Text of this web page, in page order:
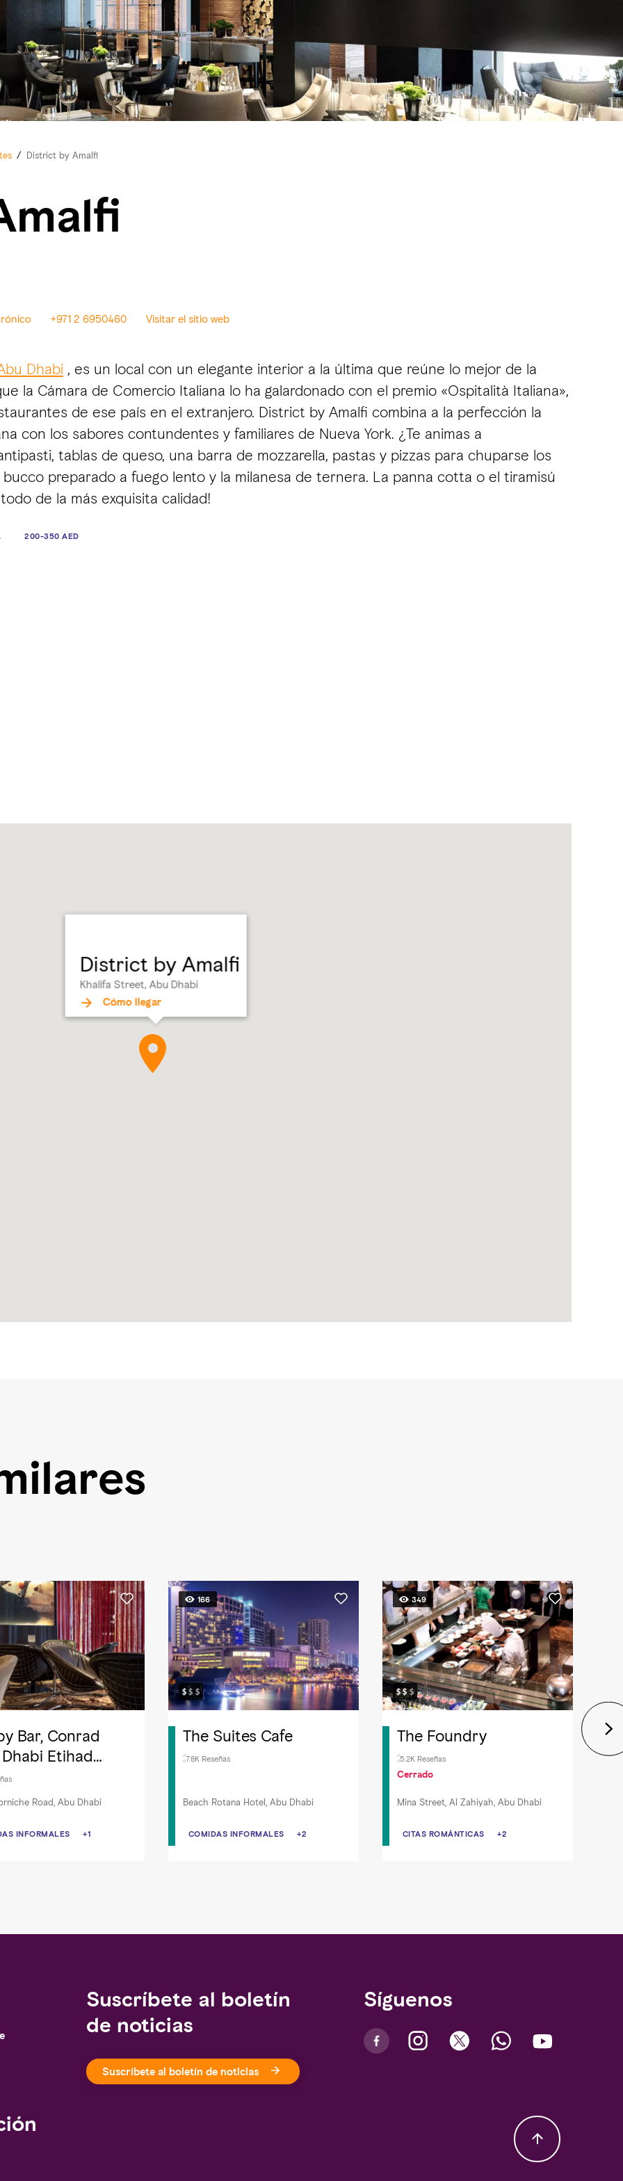
/ District by Amalfi
+971 2 6950460 Visitar el sitio web
Dhabi , es un local con un elegante interior a la última que reúne lo mejor de la
la Cámara de Comercio Italiana lo ha galardonado con el premio «Ospitalità Italiana»,
de ese país en el extranjero. District by Amalfi combina a la perfección la
con los sabores contundentes y familiares de Nueva York. ¿Te animas a
tablas de queso, una barra de mozzarella, pastas y pizzas para chuparse los
preparado a fuego lento y la milanesa de ternera. La panna cotta o el tiramisú
de la más exquisita calidad!
200-350 AED
District by Amalfi
Khalifa Street, Abu Dhabi
Cómo llegar
Bar, Conrad
Etihad
Road, Abu Dhabi
INFORMALES
INFORMALES +1
166
The Suites Cafe
7.8K Reseñas
Beach Rotana Hotel, Abu Dhabi
COMIDAS INFORMALES
COMIDAS INFORMALES +2
349
The Foundry
5.2K Reseñas
Cerrado
Mina Street, Al Zahiyah, Abu Dhabi
CITAS ROMÁNTICAS
CITAS ROMÁNTICAS +2
Suscríbete al boletín
de noticias
Suscríbete al boletín de noticias
Síguenos